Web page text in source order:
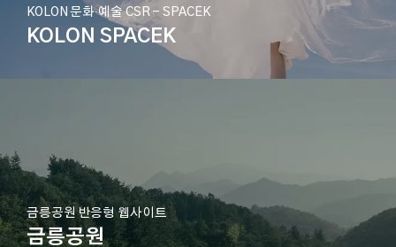
KOLON 문화∙예술 CSR - SPACEK
KOLON SPACEK
금릉공원 반응형 웹사이트
금릉공원